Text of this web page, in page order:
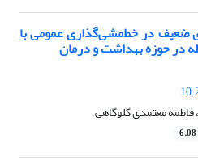
ضعیف در خط‌مشی‌گذاری عمومی با
در حوزه بهداشت و درمان
فاطمه معتمدی گلوگاهی